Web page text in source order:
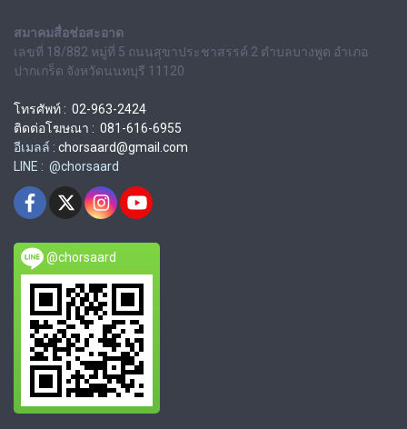
สมาคมสื่อช่อสะอาด
เลขที่ 18/882 หมู่ที่ 5 ถนนสุขาประชาสรรค์ 2 ตำบลบางพูด อำเภอ
ปากเกร็ด จังหวัดนนทบุรี 11120
โทรศัพท์ : 02-963-2424
ติดต่อโฆษณา : 081-616-6955
อีเมลล์ : chorsaard@gmail.com
LINE : @chorsaard
@chorsaard